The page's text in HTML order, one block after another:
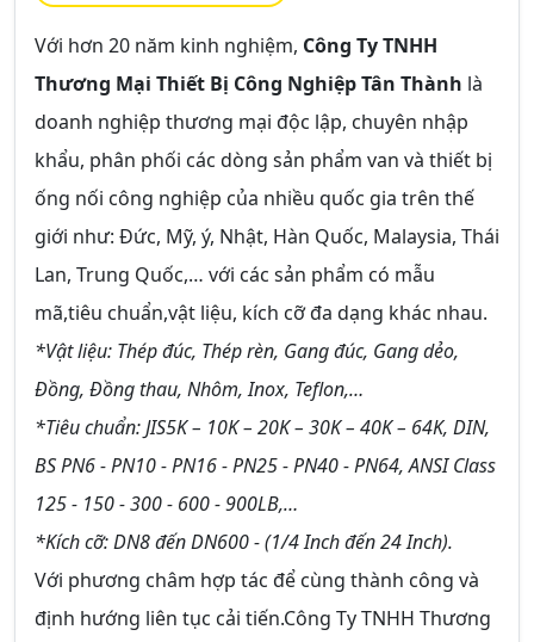
Với hơn 20 năm kinh nghiệm, Công Ty TNHH
Thương Mại Thiết Bị Công Nghiệp Tân Thành là
doanh nghiệp thương mại độc lập, chuyên nhập
khẩu, phân phối các dòng sản phẩm van và thiết bị
ống nối công nghiệp của nhiều quốc gia trên thế
giới như: Đức, Mỹ, ý, Nhật, Hàn Quốc, Malaysia, Thái
Lan, Trung Quốc,… với các sản phẩm có mẫu
mã,tiêu chuẩn,vật liệu, kích cỡ đa dạng khác nhau.
*Vật liệu: Thép đúc, Thép rèn, Gang đúc, Gang dẻo,
Đồng, Đồng thau, Nhôm, Inox, Teflon,…
*Tiêu chuẩn: JIS5K – 10K – 20K – 30K – 40K – 64K, DIN,
BS PN6 - PN10 - PN16 - PN25 - PN40 - PN64, ANSI Class
125 - 150 - 300 - 600 - 900LB,…
*Kích cỡ: DN8 đến DN600 - (1/4 Inch đến 24 Inch).
Với phương châm hợp tác để cùng thành công và
định hướng liên tục cải tiến.Công Ty TNHH Thương